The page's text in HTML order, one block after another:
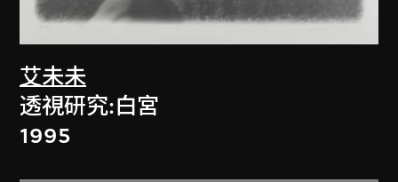
艾未未
透視研究:白宮
1995